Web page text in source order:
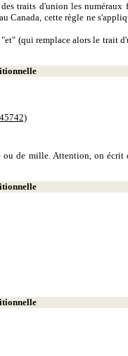
traits d'union les numéraux
Canada, cette règle ne
(qui remplace alors le trait
ou de mille. Attention, on écrit